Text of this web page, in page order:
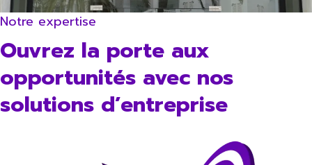
Notre expertise
Ouvrez la porte aux
opportunités avec nos
solutions d’entreprise